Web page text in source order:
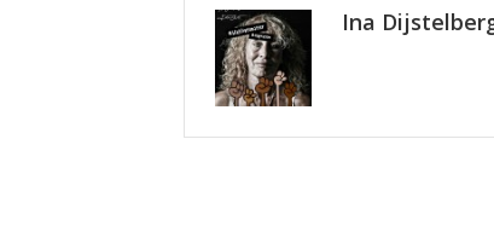
Ina